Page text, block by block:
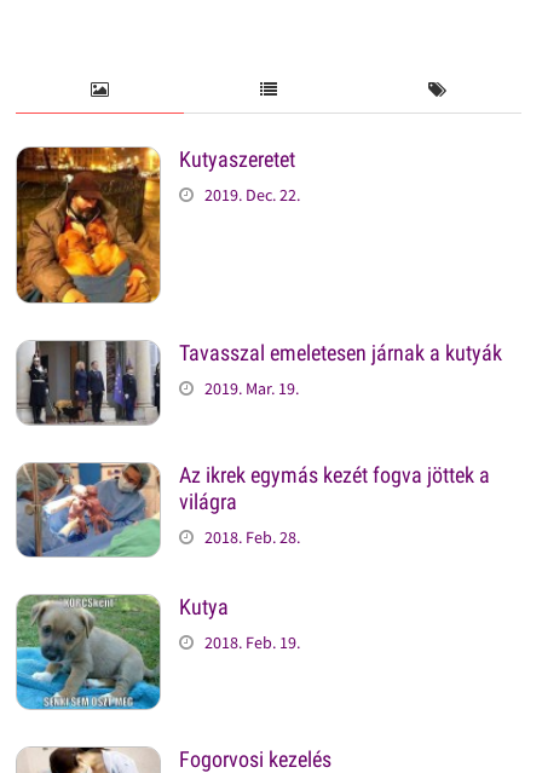
Kutyaszeretet
2019. Dec. 22.
Tavasszal emeletesen járnak a kutyák
2019. Mar. 19.
Az ikrek egymás kezét fogva jöttek a
világra
2018. Feb. 28.
Kutya
2018. Feb. 19.
Fogorvosi kezelés